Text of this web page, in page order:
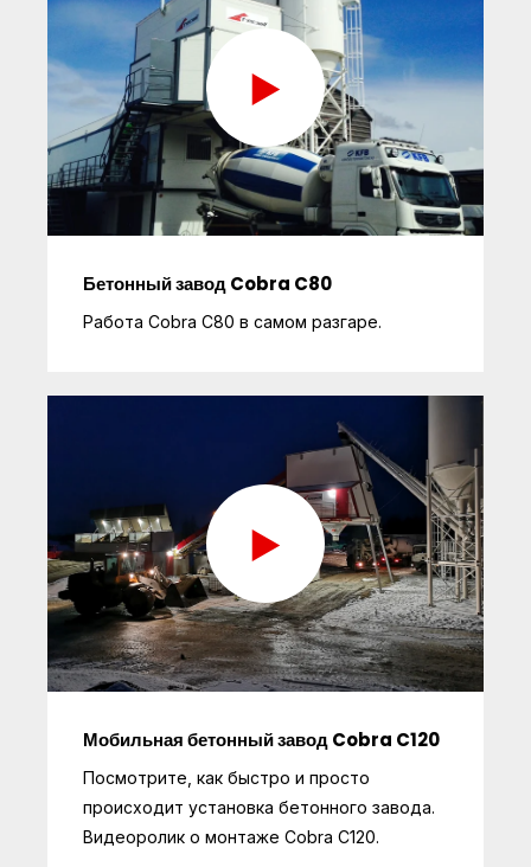
Бетонный завод Cobra C80
Работа Cobra C80 в самом разгаре.
Мобильная бетонный завод Cobra C120
Посмотрите, как быстро и просто
происходит установка бетонного завода.
Видеоролик о монтаже Cobra C120.